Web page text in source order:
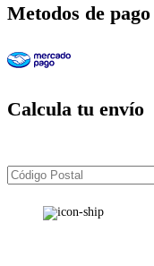
Metodos de pago
Calcula tu envío